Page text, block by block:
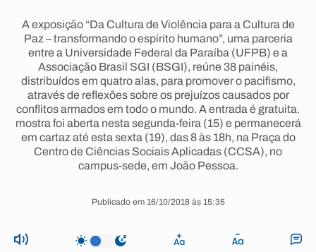
A exposição “Da Cultura de Violência para a Cultura de
Paz – transformando o espírito humano”, uma parceria
entre a Universidade Federal da Paraíba (UFPB) e a
Associação Brasil SGI (BSGI), reúne 38 painéis,
distribuídos em quatro alas, para promover o pacifismo,
através de reflexões sobre os prejuízos causados por
conflitos armados em todo o mundo. A entrada é gratuita.
mostra foi aberta nesta segunda-feira (15) e permanecerá
em cartaz até esta sexta (19), das 8 às 18h, na Praça do
Centro de Ciências Sociais Aplicadas (CCSA), no
campus-sede, em João Pessoa.
Publicado em 16/10/2018 às 15:35